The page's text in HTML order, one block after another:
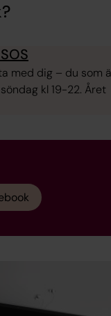
med dig – du som
kl 19-22. Året